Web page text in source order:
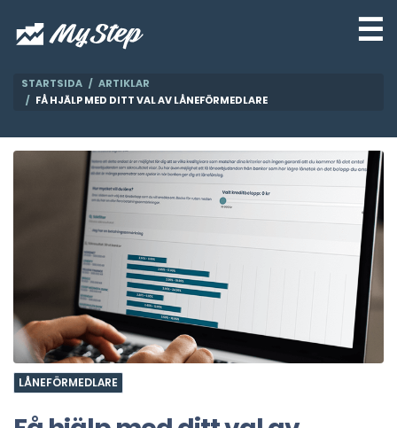
☰
STARTSIDA
ARTIKLAR
FÅ HJÄLP MED DITT VAL AV LÅNEFÖRMEDLARE
LÅNEFÖRMEDLARE